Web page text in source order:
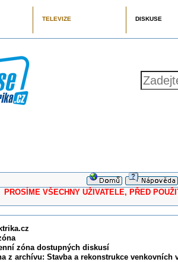
TELEVIZE DISKUSE
VŠECHNY UŽIVATELE, PŘED
zóna dostupných diskusí
z archívu: Stavba a rekonstrukce venkovních